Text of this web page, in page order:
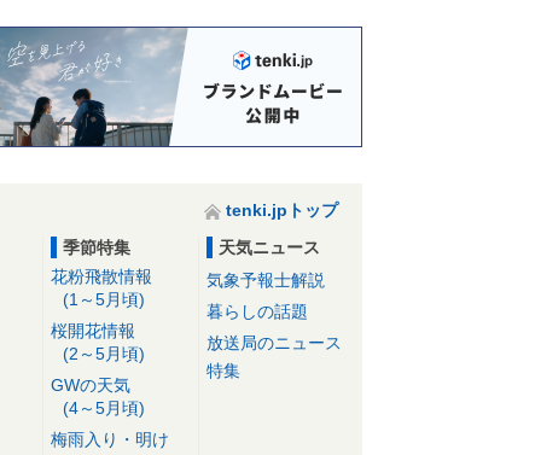
tenki.jpトップ
季節特集
花粉飛散情報
(1～5月頃)
桜開花情報
(2～5月頃)
GWの天気
(4～5月頃)
梅雨入り・明け
天気ニュース
気象予報士解説
暮らしの話題
放送局のニュース
特集